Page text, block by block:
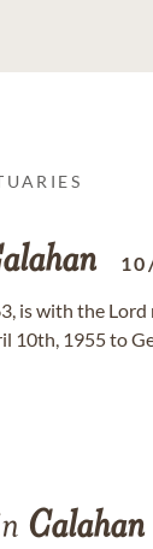
is with the
10th, 1955 to
Calahan